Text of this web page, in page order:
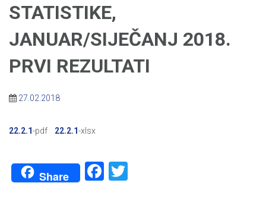
STATISTIKE,
JANUAR/SIJEČANJ 2018.
PRVI REZULTATI
27.02.2018
22.2.1-pdf 22.2.1-xlsx
Share Facebook